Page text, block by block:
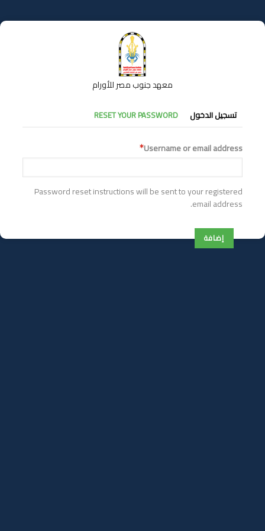
إلى
المحتوى
معهد جنوب مصر للأورام
التبويبات
الأساسية
تسجيل الدخول RESET YOUR PASSWORD
Username or email address
Password reset instructions will be sent to your registered
email address.